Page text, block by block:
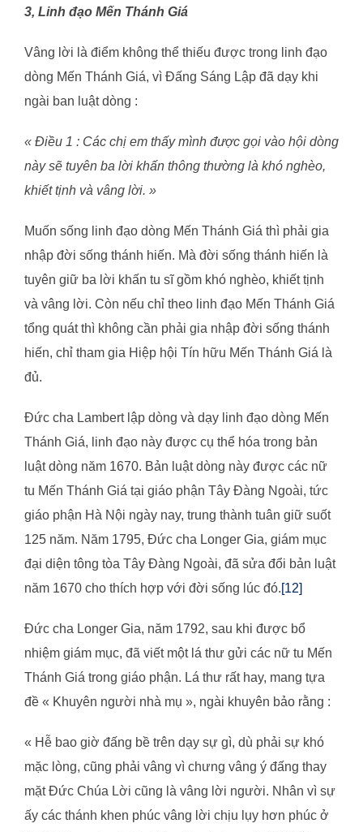
3, Linh đạo Mến Thánh Giá
Vâng lời là điểm không thể thiếu được trong linh đạo
dòng Mến Thánh Giá, vì Đấng Sáng Lập đã dạy khi
ngài ban luật dòng :
« Điều 1 : Các chị em thấy mình được gọi vào hội dòng
này sẽ tuyên ba lời khấn thông thường là khó nghèo,
khiết tịnh và vâng lời. »
Muốn sống linh đạo dòng Mến Thánh Giá thì phải gia
nhập đời sống thánh hiến. Mà đời sống thánh hiến là
tuyên giữ ba lời khấn tu sĩ gồm khó nghèo, khiết tịnh
và vâng lời. Còn nếu chỉ theo linh đạo Mến Thánh Giá
tổng quát thì không cần phải gia nhập đời sống thánh
hiến, chỉ tham gia Hiệp hội Tín hữu Mến Thánh Giá là
đủ.
Đức cha Lambert lập dòng và dạy linh đạo dòng Mến
Thánh Giá, linh đạo này được cụ thể hóa trong bản
luật dòng năm 1670. Bản luật dòng này được các nữ
tu Mến Thánh Giá tại giáo phận Tây Đàng Ngoài, tức
giáo phận Hà Nội ngày nay, trung thành tuân giữ suốt
125 năm. Năm 1795, Đức cha Longer Gia, giám mục
đại diện tông tòa Tây Đàng Ngoài, đã sửa đổi bản luật
năm 1670 cho thích hợp với đời sống lúc đó.[12]
Đức cha Longer Gia, năm 1792, sau khi được bổ
nhiệm giám mục, đã viết một lá thư gửi các nữ tu Mến
Thánh Giá trong giáo phận. Lá thư rất hay, mang tựa
đề « Khuyên người nhà mụ », ngài khuyên bảo rằng :
« Hễ bao giờ đấng bề trên dạy sự gì, dù phải sự khó
mặc lòng, cũng phải vâng vì chưng vâng ý đấng thay
mặt Đức Chúa Lời cũng là vâng lời người. Nhân vì sự
ấy các thánh khen phúc vâng lời chịu lụy hơn phúc ở